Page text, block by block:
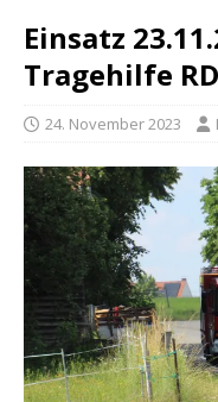
Einsatz
Tragehilfe RD
24. November 2023